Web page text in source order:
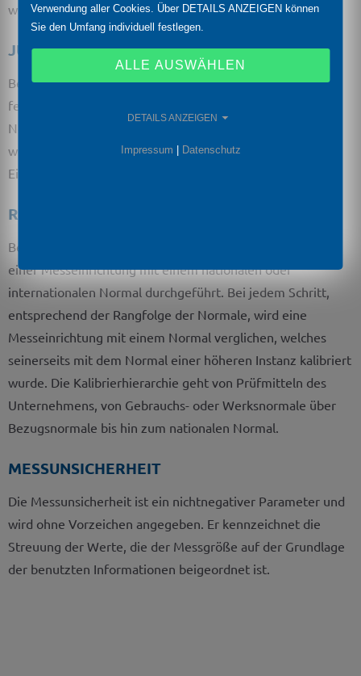
werden.
JUSTIERUNG
Bei der Justierung wird in das Gerät eingegriffen, um eine
festgestellte Messabweichung zu minimieren.
Normalerweise wird im Anschluss an eine Justierung eine
weitere Kalibrierung durchgeführt, um den korrekten
Eingriff in das Gerät zu überprüfen.
RÜCKFÜHRUNG
Bei einer Rückführung wird ein Vergleich des Messwertes
einer Messeinrichtung mit einem nationalen oder
internationalen Normal durchgeführt. Bei jedem Schritt,
entsprechend der Rangfolge der Normale, wird eine
Messeinrichtung mit einem Normal verglichen, welches
seinerseits mit dem Normal einer höheren Instanz kalibriert
wurde. Die Kalibrierhierarchie geht von Prüfmitteln des
Unternehmens, von Gebrauchs- oder Werksnormale über
Bezugsnormale bis hin zum nationalen Normal.
MESSUNSICHERHEIT
Die Messunsicherheit ist ein nichtnegativer Parameter und
wird ohne Vorzeichen angegeben. Er kennzeichnet die
Streuung der Werte, die der Messgröße auf der Grundlage
der benutzten Informationen beigeordnet ist.
Verwendung aller Cookies. Über DETAILS ANZEIGEN können
Sie den Umfang individuell festlegen.
ALLE AUSWÄHLEN
DETAILS ANZEIGEN
Impressum Datenschutz